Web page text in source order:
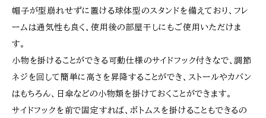
帽子が型崩れせずに置ける球体型のスタンドを備えており、フレ
ームは通気性も良く、使用後の部屋干しにもご使用いただけま
す。
小物を掛けることができる可動仕様のサイドフック付きなで、調節
ネジを回して簡単に高さを昇降することができ、ストールやカバン
はもちろん、日傘などの小物類を掛けておくことができます。
サイドフックを前で固定すれば、ボトムスを掛けることもできるの